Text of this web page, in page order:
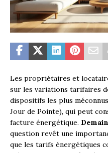
Les propriétaires et
sur les variations tarifaires
dispositifs les plus
Jour de Pointe), qui peut
facture énergétique.
question revêt une
que les tarifs énergétiques